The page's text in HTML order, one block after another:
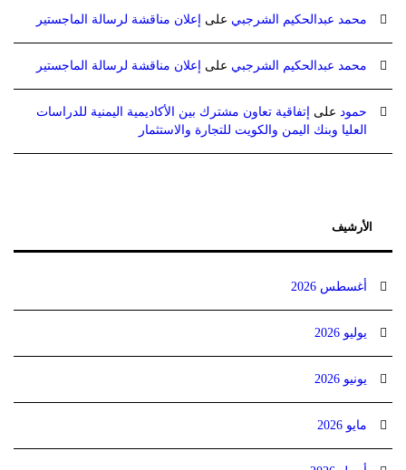
محمد عبدالحكيم الشرجبي على إعلان مناقشة لرسالة الماجستير
محمد عبدالحكيم الشرجبي على إعلان مناقشة لرسالة الماجستير
حمود على إتفاقية تعاون مشترك بين الأكاديمية اليمنية للدراسات
العليا وبنك اليمن والكويت للتجارة والاستثمار
الأرشيف
أغسطس 2026
يوليو 2026
يونيو 2026
مايو 2026